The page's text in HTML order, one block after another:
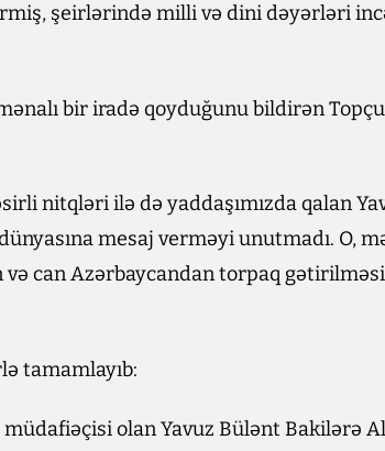
şeirlərində milli və dini dəyərləri
bir iradə qoyduğunu bildirən
nitqləri ilə də yaddaşımızda qalan
mesaj verməyi unutmadı. O,
can Azərbaycandan torpaq
tamamlayıb:
müdafiəçisi olan Yavuz Bülənt Bakilərə